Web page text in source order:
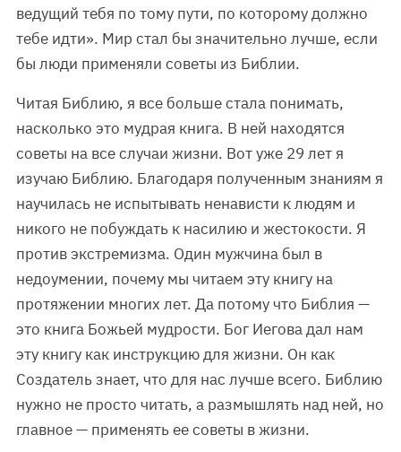
ведущий тебя по тому пути, по которому должно
тебе идти». Мир стал бы значительно лучше, если
бы люди применяли советы из Библии.
Читая Библию, я все больше стала понимать,
насколько это мудрая книга. В ней находятся
советы на все случаи жизни. Вот уже 29 лет я
изучаю Библию. Благодаря полученным знаниям я
научилась не испытывать ненависти к людям и
никого не побуждать к насилию и жестокости. Я
против экстремизма. Один мужчина был в
недоумении, почему мы читаем эту книгу на
протяжении многих лет. Да потому что Библия —
это книга Божьей мудрости. Бог Иегова дал нам
эту книгу как инструкцию для жизни. Он как
Создатель знает, что для нас лучше всего. Библию
нужно не просто читать, а размышлять над ней, но
главное — применять ее советы в жизни.